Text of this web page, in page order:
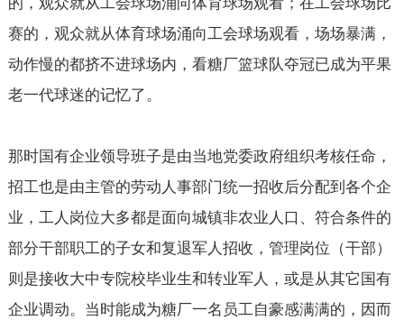
赛的，观众就从体育球场涌向工会球场观看，场场暴满，
动作慢的都挤不进球场内，看糖厂篮球队夺冠已成为平果
老一代球迷的记忆了。
那时国有企业领导班子是由当地党委政府组织考核任命，
招工也是由主管的劳动人事部门统一招收后分配到各个企
业，工人岗位大多都是面向城镇非农业人口、符合条件的
部分干部职工的子女和复退军人招收，管理岗位（干部）
则是接收大中专院校毕业生和转业军人，或是从其它国有
企业调动。当时能成为糖厂一名员工自豪感满满的，因而